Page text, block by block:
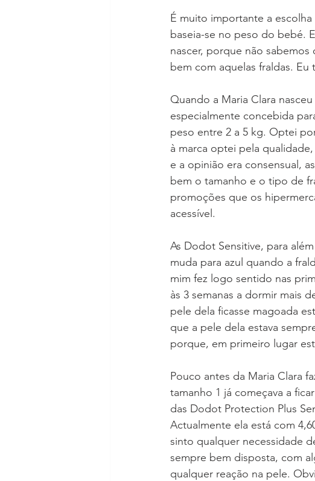
É muito importante a
baseia-se no peso do bebé.
nascer, porque não
bem com aquelas fraldas.
Quando a Maria Clara
especialmente concebida
peso entre 2 a 5 kg. Optei
à marca optei pela
e a opinião era consensual,
bem o tamanho e o tipo de
promoções que os
acessível.
As Dodot Sensitive, para
muda para azul quando a
mim fez logo sentido nas
às 3 semanas a dormir mais
pele dela ficasse magoada
que a pele dela estava
porque, em primeiro lugar
Pouco antes da Maria Clara
tamanho 1 já começava a
das Dodot Protection Plus
Actualmente ela está com
sinto qualquer necessidade
sempre bem disposta, com
qualquer reação na pele.